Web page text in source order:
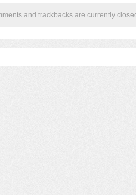
and trackbacks are currently